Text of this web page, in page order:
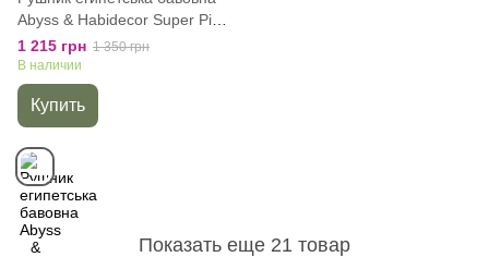
Abyss & Habidecor Super Pile
165 Apple Green, Зелёный,
30х50 см, Для рук
1 215 грн 1 350 грн
В наличии
Купить
Показать еще 21 товар